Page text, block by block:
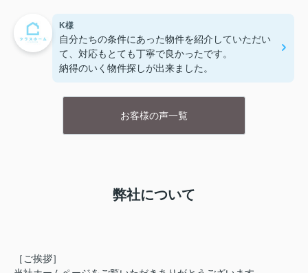
K様
自分たちの条件にあった物件を紹介していただい
て、対応もとても丁寧で良かったです。
納得のいく物件探しが出来ました。
お客様の声一覧
弊社について
［ご挨拶］